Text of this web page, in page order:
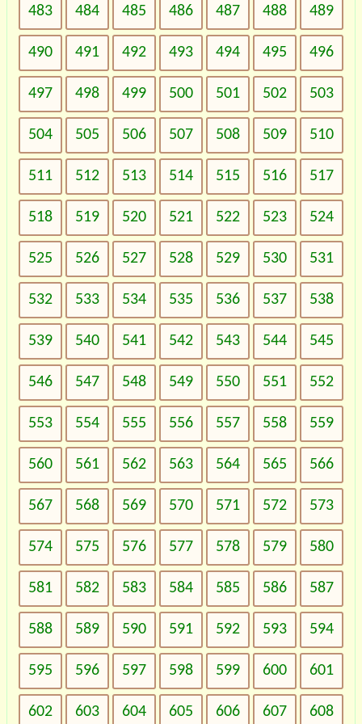
483 484 485 486 487 488 489
490 491 492 493 494 495 496
497 498 499 500 501 502 503
504 505 506 507 508 509 510
511 512 513 514 515 516 517
518 519 520 521 522 523 524
525 526 527 528 529 530 531
532 533 534 535 536 537 538
539 540 541 542 543 544 545
546 547 548 549 550 551 552
553 554 555 556 557 558 559
560 561 562 563 564 565 566
567 568 569 570 571 572 573
574 575 576 577 578 579 580
581 582 583 584 585 586 587
588 589 590 591 592 593 594
595 596 597 598 599 600 601
602 603 604 605 606 607 608